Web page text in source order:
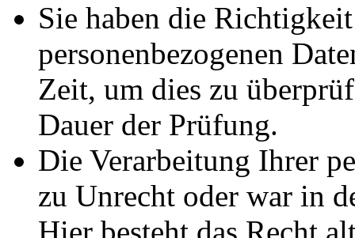
Sie haben die
personenbezogenen
Zeit, um dies zu
Dauer der Prüfung.
Die Verarbeitung Ihrer
zu Unrecht oder war in